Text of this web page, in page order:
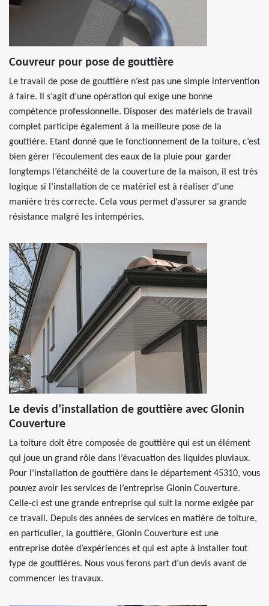
Couvreur pour pose de gouttière
Le travail de pose de gouttière n’est pas une simple intervention
à faire. Il s’agit d’une opération qui exige une bonne
compétence professionnelle. Disposer des matériels de travail
complet participe également à la meilleure pose de la
gouttière. Etant donné que le fonctionnement de la toiture, c’est
bien gérer l’écoulement des eaux de la pluie pour garder
longtemps l’étanchéité de la couverture de la maison, il est très
logique si l’installation de ce matériel est à réaliser d’une
manière très correcte. Cela vous permet d’assurer sa grande
résistance malgré les intempéries.
Le devis d’installation de gouttière avec Glonin
Couverture
La toiture doit être composée de gouttière qui est un élément
qui joue un grand rôle dans l’évacuation des liquides pluviaux.
Pour l’installation de gouttière dans le département 45310, vous
pouvez avoir les services de l’entreprise Glonin Couverture.
Celle-ci est une grande entreprise qui suit la norme exigée par
ce travail. Depuis des années de services en matière de toiture,
en particulier, la gouttière, Glonin Couverture est une
entreprise dotée d’expériences et qui est apte à installer tout
type de gouttières. Nous vous ferons part d’un devis avant de
commencer les travaux.